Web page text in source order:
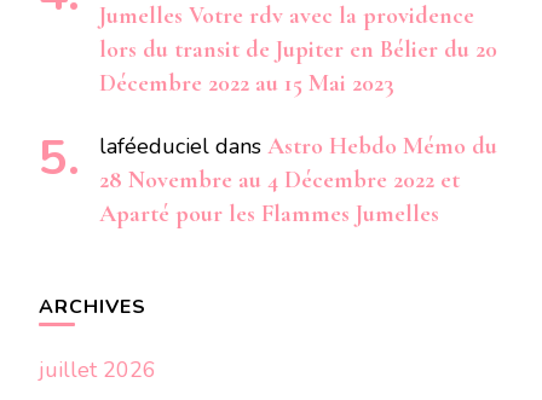
Jumelles Votre rdv avec la providence
lors du transit de Jupiter en Bélier du 20
Décembre 2022 au 15 Mai 2023
laféeduciel dans Astro Hebdo Mémo du
28 Novembre au 4 Décembre 2022 et
Aparté pour les Flammes Jumelles
ARCHIVES
juillet 2026